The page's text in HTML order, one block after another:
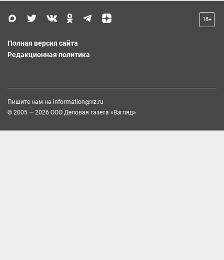
18+
Полная версия сайта
Редакционная политика
Пишите нам на information@vz.ru
© 2005 — 2026 ООО Деловая газета «Взгляд»